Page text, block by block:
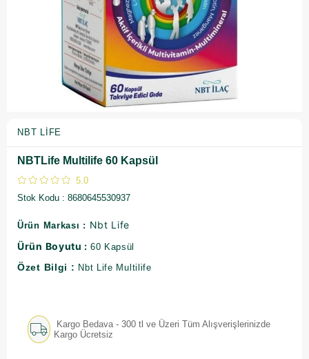
NBT LIFE
NBTLife Multilife 60 Kapsül
5.0
Stok Kodu
8680645530937
Ürün Markası : Nbt Life
Ürün Boyutu : 60 Kapsül
Özet Bilgi : Nbt Life Multilife
Kargo Bedava - 300 tl ve Üzeri Tüm Alışverişlerinizde
Kargo Ücretsiz